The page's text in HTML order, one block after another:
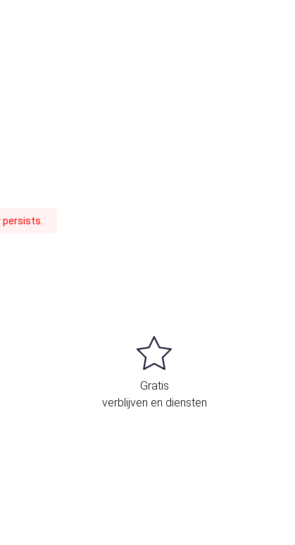
Gratis
verblijven en diensten